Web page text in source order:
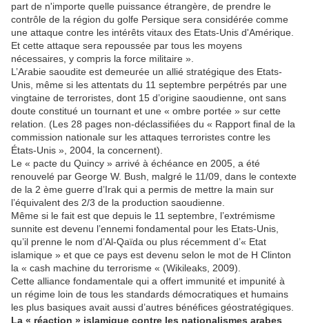
part de n'importe quelle puissance étrangère, de prendre le
contrôle de la région du golfe Persique sera considérée comme
une attaque contre les intérêts vitaux des Etats-Unis d'Amérique.
Et cette attaque sera repoussée par tous les moyens
nécessaires, y compris la force militaire ».
L’Arabie saoudite est demeurée un allié stratégique des Etats-
Unis, même si les attentats du 11 septembre perpétrés par une
vingtaine de terroristes, dont 15 d’origine saoudienne, ont sans
doute constitué un tournant et une « ombre portée » sur cette
relation. (Les 28 pages non-déclassifiées du « Rapport final de la
commission nationale sur les attaques terroristes contre les
États-Unis », 2004, la concernent).
Le « pacte du Quincy » arrivé à échéance en 2005, a été
renouvelé par George W. Bush, malgré le 11/09, dans le contexte
de la 2 ème guerre d’Irak qui a permis de mettre la main sur
l’équivalent des 2/3 de la production saoudienne.
Même si le fait est que depuis le 11 septembre, l’extrémisme
sunnite est devenu l’ennemi fondamental pour les Etats-Unis,
qu’il prenne le nom d’Al-Qaïda ou plus récemment d’« Etat
islamique » et que ce pays est devenu selon le mot de H Clinton
la « cash machine du terrorisme « (Wikileaks, 2009).
Cette alliance fondamentale qui a offert immunité et impunité à
un régime loin de tous les standards démocratiques et humains
les plus basiques avait aussi d’autres bénéfices géostratégiques.
La « réaction » islamique contre les nationalismes arabes